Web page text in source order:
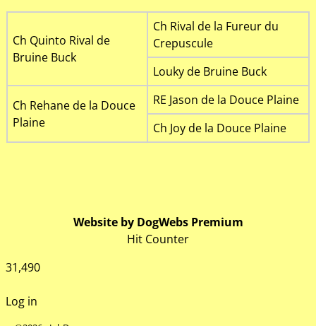
Ch Quinto Rival de
Bruine Buck
Ch Rival de la Fureur du
Crepuscule
Louky de Bruine Buck
Ch Rehane de la Douce
Plaine
RE Jason de la Douce Plaine
Ch Joy de la Douce Plaine
Website by DogWebs Premium
Hit Counter
31,490
Log in